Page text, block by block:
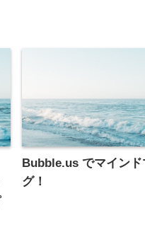
Bubble.us でマインド
グ！